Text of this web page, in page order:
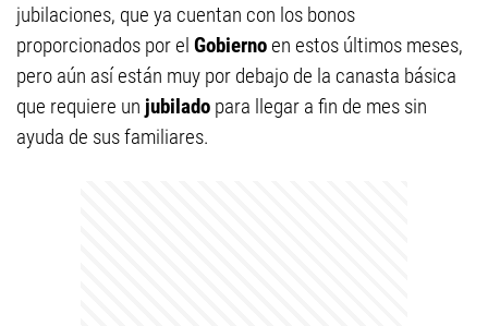
jubilaciones, que ya cuentan con los bonos
proporcionados por el Gobiernoen estos últimos meses,
pero aún así están muy por debajo de la canasta básica
que requiere un jubilado para llegar a fin de mes sin
ayuda de sus familiares.